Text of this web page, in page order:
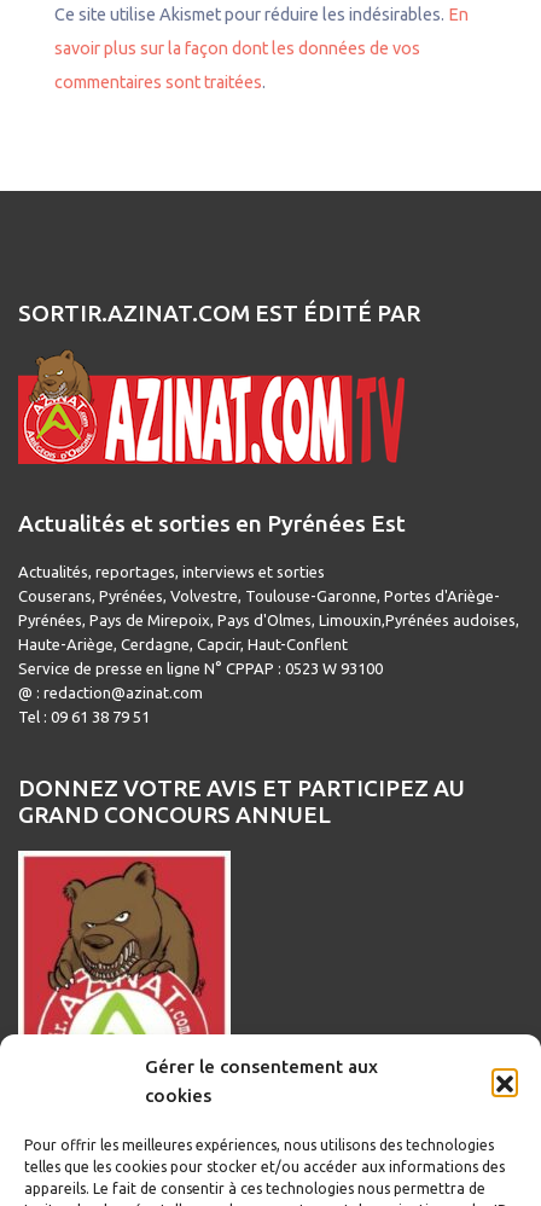
Gérer le consentement aux
cookies
Pour offrir les meilleures expériences, nous utilisons des technologies
telles que les cookies pour stocker et/ou accéder aux informations des
appareils. Le fait de consentir à ces technologies nous permettra de
Ce site utilise Akismet pour réduire les indésirables. En
savoir plus sur la façon dont les données de vos
commentaires sont traitées.
SORTIR.AZINAT.COM EST ÉDITÉ PAR
Actualités et sorties en Pyrénées Est
Actualités, reportages, interviews et sorties
Couserans, Pyrénées, Volvestre, Toulouse-Garonne, Portes d'Ariège-
Pyrénées, Pays de Mirepoix, Pays d'Olmes, Limouxin,Pyrénées audoises,
Haute-Ariège, Cerdagne, Capcir, Haut-Conflent
Service de presse en ligne N° CPPAP : 0523 W 93100
@ : redaction@azinat.com
Tel : 09 61 38 79 51
DONNEZ VOTRE AVIS ET PARTICIPEZ AU
GRAND CONCOURS ANNUEL